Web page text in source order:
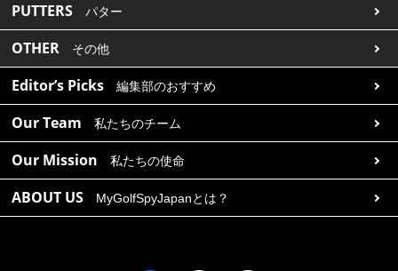
PUTTERS パター
OTHER その他
Editor’s Picks 編集部のおすすめ
Our Team 私たちのチーム
Our Mission 私たちの使命
ABOUT US MyGolfSpyJapanとは？